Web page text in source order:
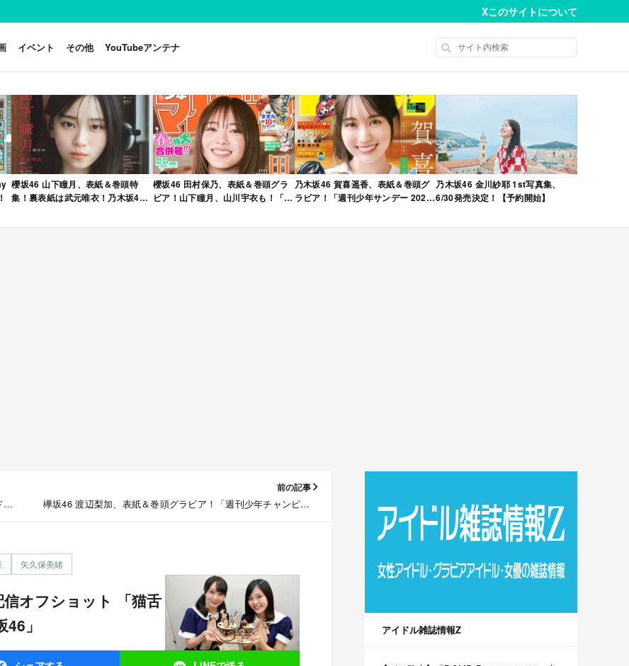
Xこのサイトについて
イベント その他 YouTubeアンテナ
櫻坂46 山下瞳月、表紙＆巻頭特
集！裏表紙は武元唯衣！乃木坂46
6月号」本日4/28発売！
櫻坂46 田村保乃、表紙＆巻頭グラ
ビア！山下瞳月、山川宇衣も！「週
合併号」本日4/28発売！
乃木坂46 賀喜遥香、表紙＆巻頭グ
ラビア！「週刊少年サンデー 2026
売！
乃木坂46 金川紗耶 1st写真集、
6/30発売決定！【予約開始】
ハ
前の記事
欅坂46 渡辺梨加、表紙＆巻頭グラビア！「週刊少年チャンピオン
矢久保美緒
」
アイドル雑誌情報Z